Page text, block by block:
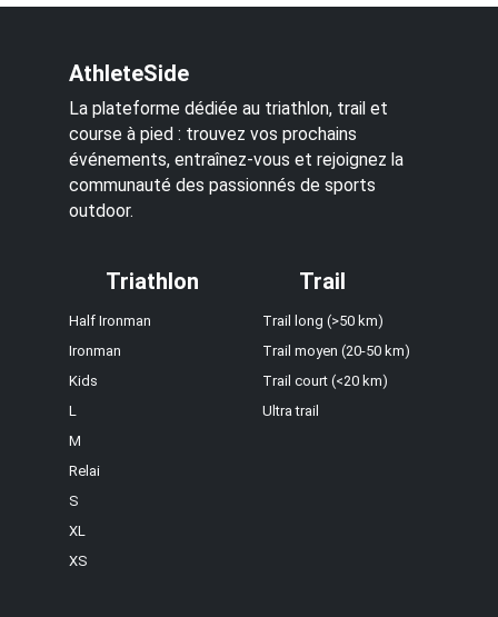
AthleteSide
La plateforme dédiée au triathlon, trail et
course à pied : trouvez vos prochains
événements, entraînez-vous et rejoignez la
communauté des passionnés de sports
outdoor.
Triathlon
Half Ironman
Ironman
Kids
L
M
Relai
S
XL
XS
Trail
Trail long (>50 km)
Trail moyen (20-50 km)
Trail court (<20 km)
Ultra trail